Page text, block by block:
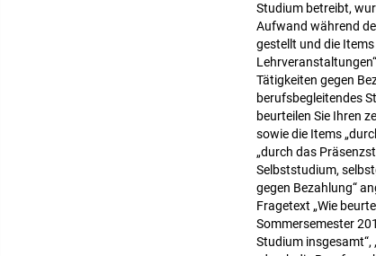
Studium betreibt,
Aufwand während
gestellt und die
Tätigkeiten gegen
berufsbegleitendes
beurteilen Sie Ihren
sowie die Items
„durch das
Selbststudium,
gegen Bezahlung“
Fragetext „Wie
Sommersemester
Studium insgesamt“,